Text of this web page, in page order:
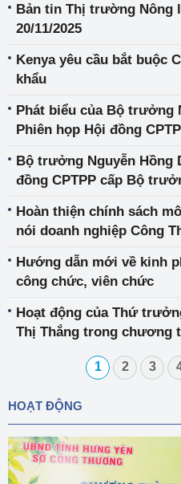
Bản tin Thị trường Nông
20/11/2025
Kenya yêu cầu bắt buộc
khẩu
Phát biểu của Bộ trưởng
Phiên họp Hội đồng
Bộ trưởng Nguyễn Hồng
đồng CPTPP cấp Bộ
Hoàn thiện chính sách
nói doanh nghiệp Công
Hướng dẫn mới về kinh
công chức, viên chức
Hoạt động của Thứ
Thị Thắng trong chương
1 2 3
HOẠT ĐỘNG